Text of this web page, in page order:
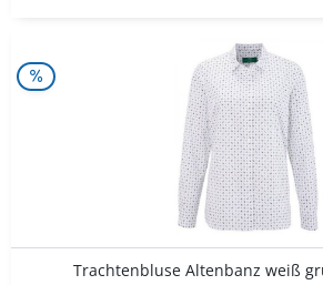
Trachtenbluse Altenbanz weiß